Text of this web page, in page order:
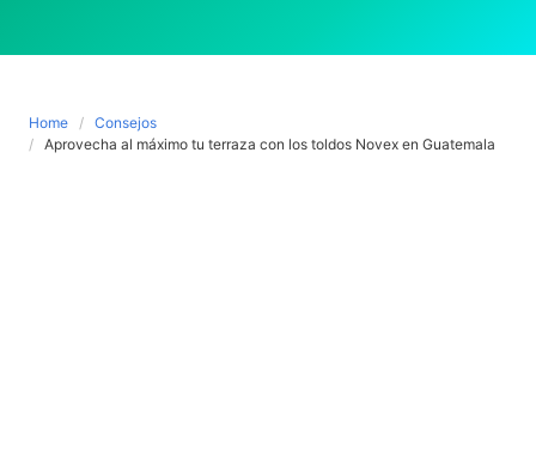
Home
Consejos
Aprovecha al máximo tu terraza con los toldos Novex en Guatemala